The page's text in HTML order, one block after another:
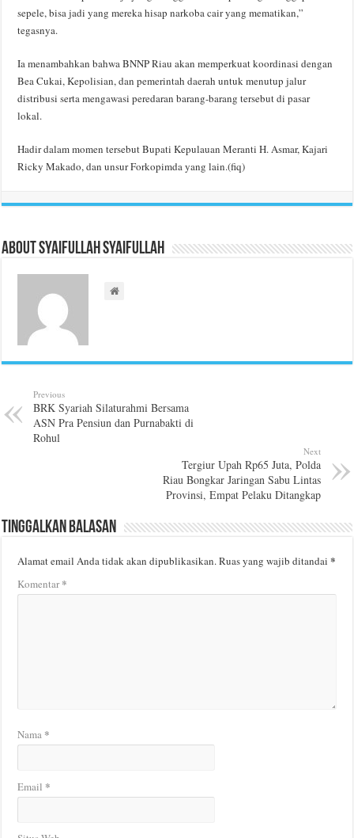
sepele, bisa jadi yang mereka hisap narkoba cair yang mematikan,”
tegasnya.
Ia menambahkan bahwa BNNP Riau akan memperkuat koordinasi dengan
Bea Cukai, Kepolisian, dan pemerintah daerah untuk menutup jalur
distribusi serta mengawasi peredaran barang-barang tersebut di pasar
lokal.
Hadir dalam momen tersebut Bupati Kepulauan Meranti H. Asmar, Kajari
Ricky Makado, dan unsur Forkopimda yang lain.(fiq)
About Syaifullah Syaifullah
Previous
BRK Syariah Silaturahmi Bersama
ASN Pra Pensiun dan Purnabakti di
Rohul
Next
Tergiur Upah Rp65 Juta, Polda
Riau Bongkar Jaringan Sabu Lintas
Provinsi, Empat Pelaku Ditangkap
Tinggalkan Balasan
Alamat email Anda tidak akan dipublikasikan.Ruas yang wajib ditandai*
Komentar*
Nama *
Email *